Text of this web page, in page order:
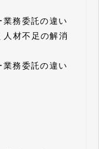
業務委託の違い
人材不足の解消
業務委託の違い